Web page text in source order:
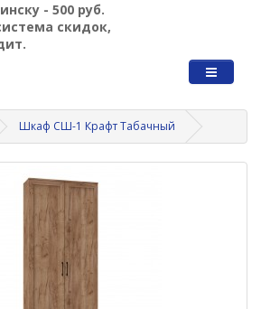
- 500 руб.
скидок,
Шкаф СШ-1 Крафт Табачный